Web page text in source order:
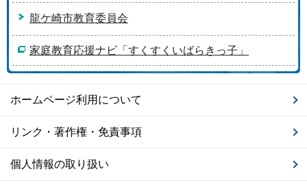
龍ケ崎市教育委員会
家庭教育応援ナビ「すくすくいばらきっ子」
ホームページ利用について
リンク・著作権・免責事項
個人情報の取り扱い